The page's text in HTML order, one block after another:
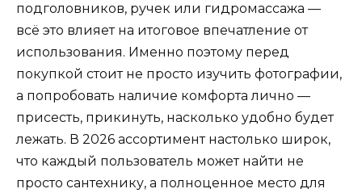
подголовников, ручек или гидромассажа —
всё это влияет на итоговое впечатление от
использования. Именно поэтому перед
покупкой стоит не просто изучить фотографии,
а попробовать наличие комфорта лично —
присесть, прикинуть, насколько удобно будет
лежать. В 2026 ассортимент настолько широк,
что каждый пользователь может найти не
просто сантехнику, а полноценное место для